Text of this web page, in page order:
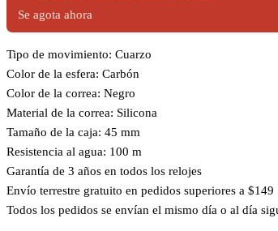
Se agota ahora
Tipo de movimiento: Cuarzo
Color de la esfera: Carbón
Color de la correa: Negro
Material de la correa: Silicona
Tamaño de la caja: 45 mm
Resistencia al agua: 100 m
Garantía de 3 años en todos los relojes
Envío terrestre gratuito en pedidos superiores a $149
Todos los pedidos se envían el mismo día o al día